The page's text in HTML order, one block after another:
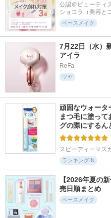
公認＠ビューティ
ショコラ（美容と
ベースメイク
7月22日（水）
アイラ
ReFa
ツヤ
頑固なウォータ
まつ毛に塗っ
グの際にする
スピーディーマス
ランキングIN
【2026年夏の
売日順まとめ
ベースメイク